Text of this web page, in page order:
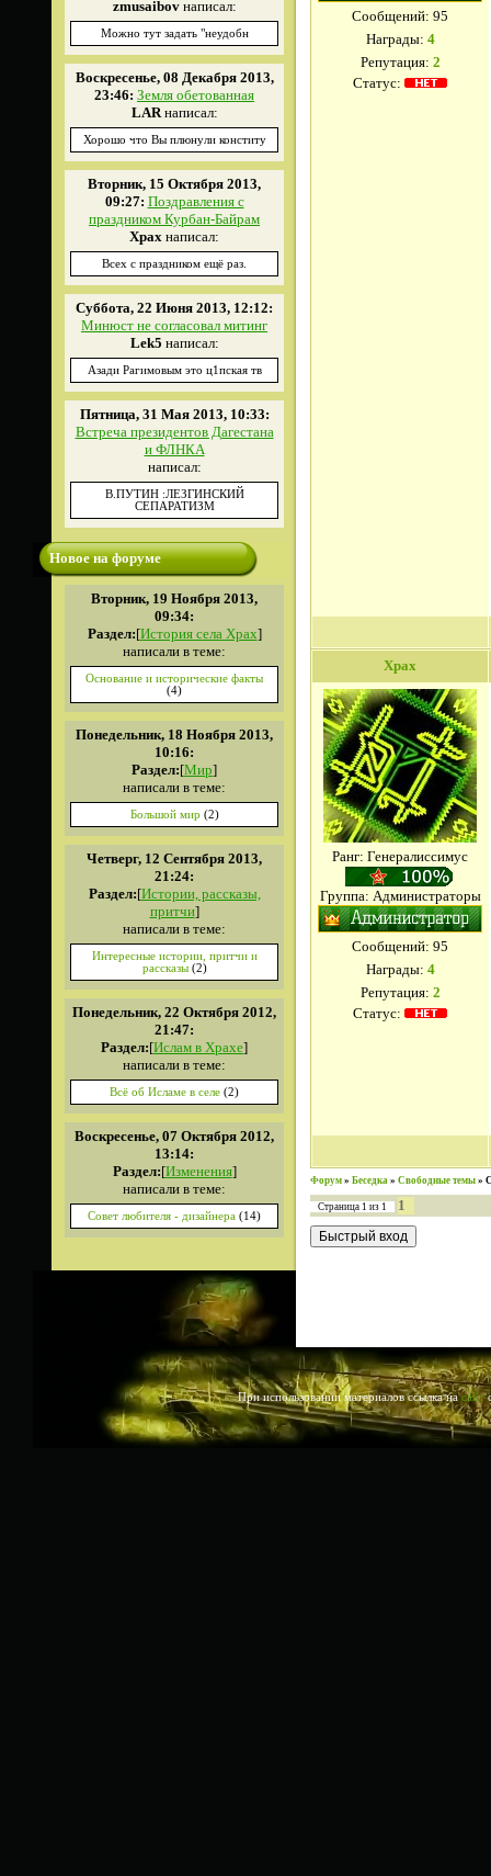
zmusaibovнаписал:
Можно тут задать "неудобн
Воскресенье, 08 Декабря 2013,
23:46: Земля обетованная
LARнаписал:
Хорошо что Вы плюнули конститу
Вторник, 15 Октября 2013,
09:27: Поздравления с
праздником Курбан-Байрам
Xpax написал:
Всех с праздником ещё раз.
Суббота, 22 Июня 2013, 12:12:
Минюст не согласовал митинг
Lek5 написал:
Азади Рагимовым это ц1пская тв
Пятница, 31 Мая 2013, 10:33:
Встреча президентов Дагестана
и ФЛНКА
написал:
В.ПУТИН :ЛЕЗГИНСКИЙ
СЕПАРАТИЗМ
Новое на форуме
Вторник, 19 Ноября 2013,
09:34:
Раздел:[История села Храх]
написали в теме:
Основание и исторические факты
(4)
Понедельник, 18 Ноября 2013,
10:16:
Раздел:[Мир]
написали в теме:
Большой мир (2)
Четверг, 12 Сентября 2013,
21:24:
Раздел:[Истории, рассказы,
притчи]
написали в теме:
Интересные истории, притчи и
рассказы (2)
Понедельник, 22 Октября 2012,
21:47:
Раздел:[Ислам в Храхе]
написали в теме:
Всё об Исламе в селе (2)
Воскресенье, 07 Октября 2012,
13:14:
Раздел:[Изменения]
написали в теме:
Совет любителя - дизайнера (14)
Сообщений: 95
Награды: 4
Репутация: 2
Статус:
Xpax
Ранг: Генералиссимус
Группа: Администраторы
Сообщений: 95
Награды: 4
Репутация: 2
Статус:
Форум » Беседка » Свободные темы »
Страница 1 из 1 1
При использовании материалов ссылка насайт